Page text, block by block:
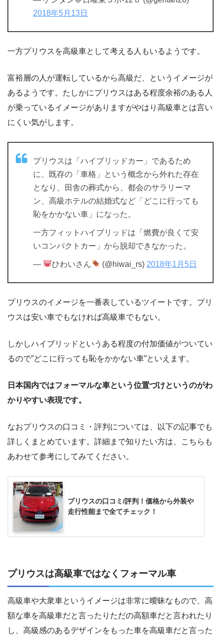
2018年5月13日
一方プリウスを高級車として考える人もいるようです。
富裕層の人が運転しているから高級だ、というイメージが
あるようです。たしかにプリウスはある程度余裕のある人
が乗っているイメージがありますがやはり高級車とは言い
にくい気がします。
プリウスは「ハイブリッドカー」であるため
に、既存の「車格」という概念から外れた存在
となり、田舎の葬式から、都会のサラリーマ
ン、高級ホテルの結婚式など「どこに行っても
恥をかかない車」になった。
一方フィットハイブリッドは「燃費が良くて安
いコンパクトカー」から脱却できなかった。
— ひわいさん (@hiwai_rs) 2018年1月5日
プリウスのイメージを一番表しているツイートです。プリ
ウスは安い車でもなければ高級車でもない。
しかしハイブリッドというある程度の付加価値がついてい
るので”どこに行っても恥をかかない車”といえます。
日本国内ではフォーマルな車という位置づけというのがわ
かりやすい表現です。
なおプリウスの口コミ・評判については、以下の記事でも
詳しくまとめています。詳細まで知りたい方は、こちらも
あわせて参考にしてみてください。
プリウスの口コミ/評判！価格から外装や
走行性能まで全てチェック！
プリウスは高級車ではなくフォーマル車
高級車や大衆車というイメージは非常に曖昧なもので、高
額な車を高級車だと言ったりただの高額車だと言われたり
し、高級感のあるデザインをもった車を高級車だと言った